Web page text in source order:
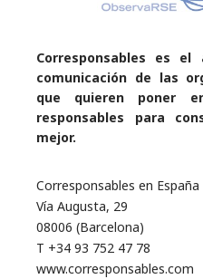
Corresponsables es
comunicación de las
que quieren poner
responsables para
mejor.
Corresponsables en España
Vía Augusta, 29
08006 (Barcelona)
T +34 93 752 47 78
www.corresponsables.com